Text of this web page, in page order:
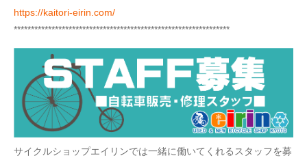
https://kaitori-eirin.com/
***************************************************************
サイクルショップエイリンでは一緒に働いてくれるスタッフを募